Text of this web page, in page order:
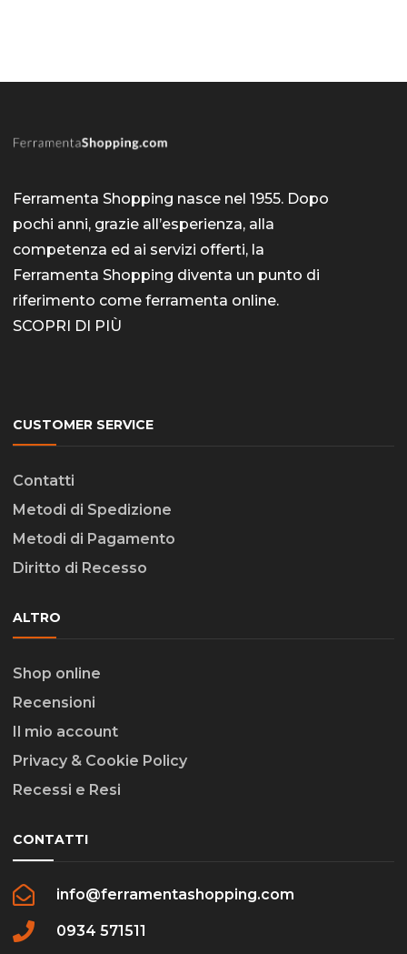
Ferramenta Shopping nasce nel 1955. Dopo
pochi anni, grazie all’esperienza, alla
competenza ed ai servizi offerti, la
Ferramenta Shopping diventa un punto di
riferimento come ferramenta online.
SCOPRI DI PIÙ
CUSTOMER SERVICE
Contatti
Metodi di Spedizione
Metodi di Pagamento
Diritto di Recesso
ALTRO
Shop online
Recensioni
Il mio account
Privacy & Cookie Policy
Recessi e Resi
CONTATTI
info@ferramentashopping.com
0934 571511